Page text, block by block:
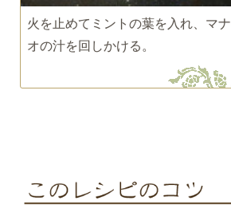
火を止めてミントの葉を入れ、マナ
オの汁を回しかける。